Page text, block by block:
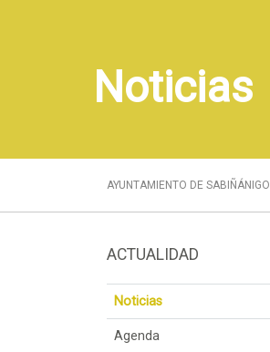
Noticias
AYUNTAMIENTO DE SABIÑÁNIGO
ACTUALIDAD
Noticias
Agenda